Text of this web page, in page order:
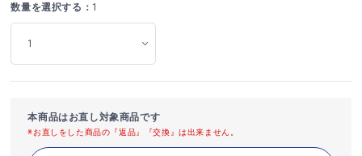
数量を選択する： 1
本商品はお直し対象商品です
※お直しをした商品の『返品』『交換』は出来ません。